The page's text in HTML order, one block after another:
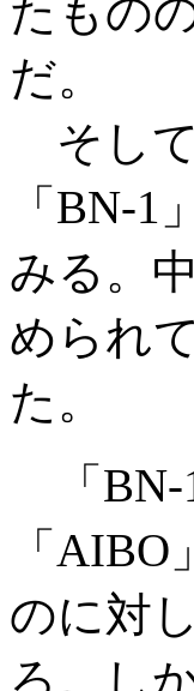
たもの
だ。
そして
「BN-
みる。
められ
た。
「BN-
「
のに対
ろ。し